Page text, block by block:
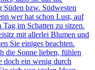
Süden bzw. Südwesten
wer hat schon Lust, auf
im Schatten zu sitzen.
mit allerlei Blumen und
Sie einiges beachten.
die Sonne lieben, fühlen
doch ein wenig durch